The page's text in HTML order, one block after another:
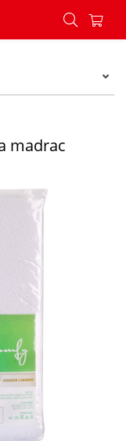
za madrac 90x120
madrac